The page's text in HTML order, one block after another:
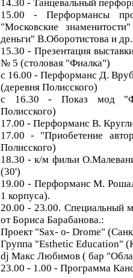
14.30 - Танцевальный
15.00 - Перформансы
"Московские
деньги" В.Оборотистова и
15.30 - Презентация
№ 5 (столовая "Фиалка")
c 16.00 - Перформанс Д.
(деревня Полисского)
с 16.30 - Показ мод
Полисского)
17.00 - Перформанс В.
17.00 - "Приобетение
Полисского)
18.30 - к/м фильи
(30')
19.00 - Перформанс М.
1 корпуса).
20.00 - 23.00. Специальный
от Бориса Барабанова.:
Проект "Sax- o- Drome"
Группа "Esthetic Education"
dj Макс Любимов ( бар
23.00 - 1.00 - Программа